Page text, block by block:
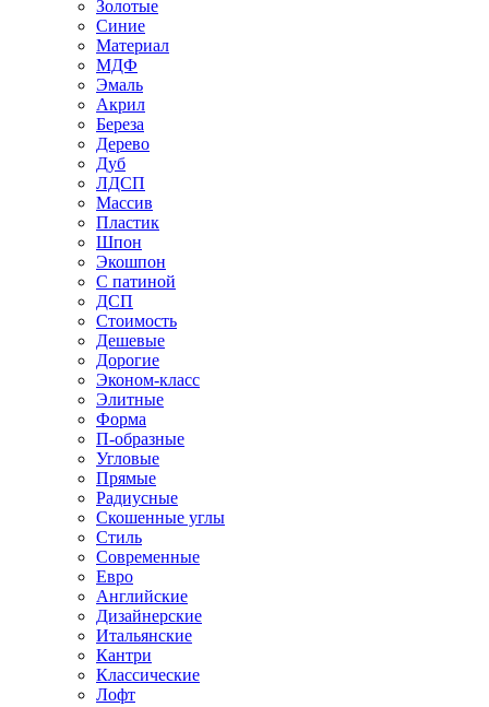
Золотые
Синие
Материал
МДФ
Эмаль
Акрил
Береза
Дерево
Дуб
ЛДСП
Массив
Пластик
Шпон
Экошпон
С патиной
ДСП
Стоимость
Дешевые
Дорогие
Эконом-класс
Элитные
Форма
П-образные
Угловые
Прямые
Радиусные
Скошенные углы
Стиль
Современные
Евро
Английские
Дизайнерские
Итальянские
Кантри
Классические
Лофт